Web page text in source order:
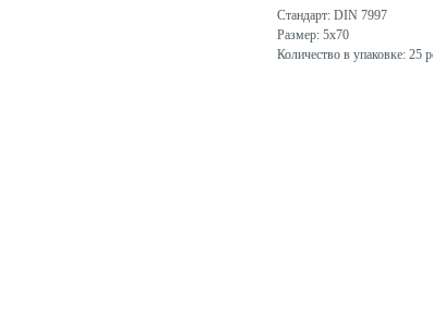
Стандарт: DIN 7997
Размер: 5x70
Количество в упаковке: 25